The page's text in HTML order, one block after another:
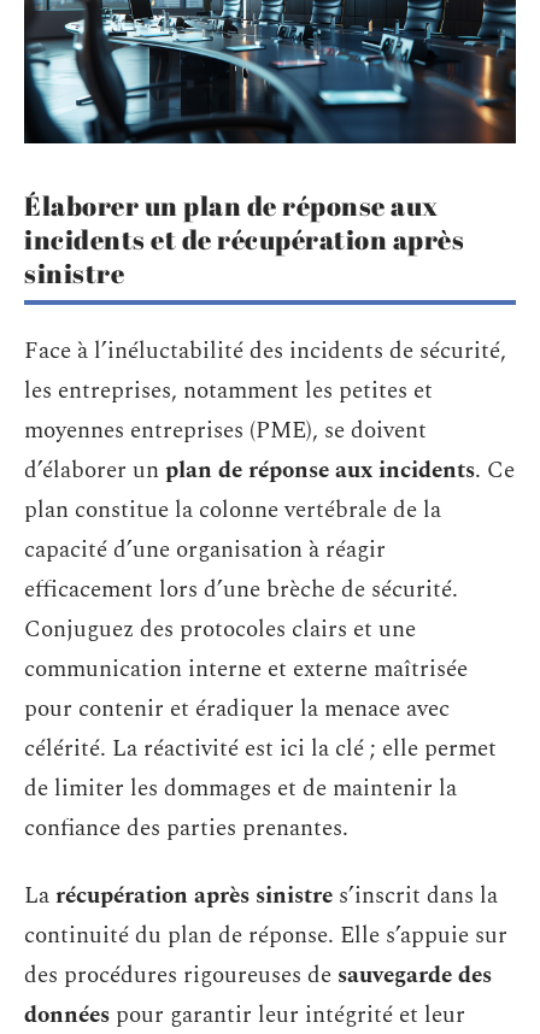
Élaborer un plan de réponse aux
incidents et de récupération après
sinistre
Face à l’inéluctabilité des incidents de sécurité,
les entreprises, notamment les petites et
moyennes entreprises (PME), se doivent
d’élaborer unplan de réponse aux incidents. Ce
plan constitue la colonne vertébrale de la
capacité d’une organisation à réagir
efficacement lors d’une brèche de sécurité.
Conjuguez des protocoles clairs et une
communication interne et externe maîtrisée
pour contenir et éradiquer la menace avec
célérité. La réactivité est ici la clé ; elle permet
de limiter les dommages et de maintenir la
confiance des parties prenantes.
Larécupération après sinistre s’inscrit dans la
continuité du plan de réponse. Elle s’appuie sur
des procédures rigoureuses de sauvegarde des
données pour garantir leur intégrité et leur